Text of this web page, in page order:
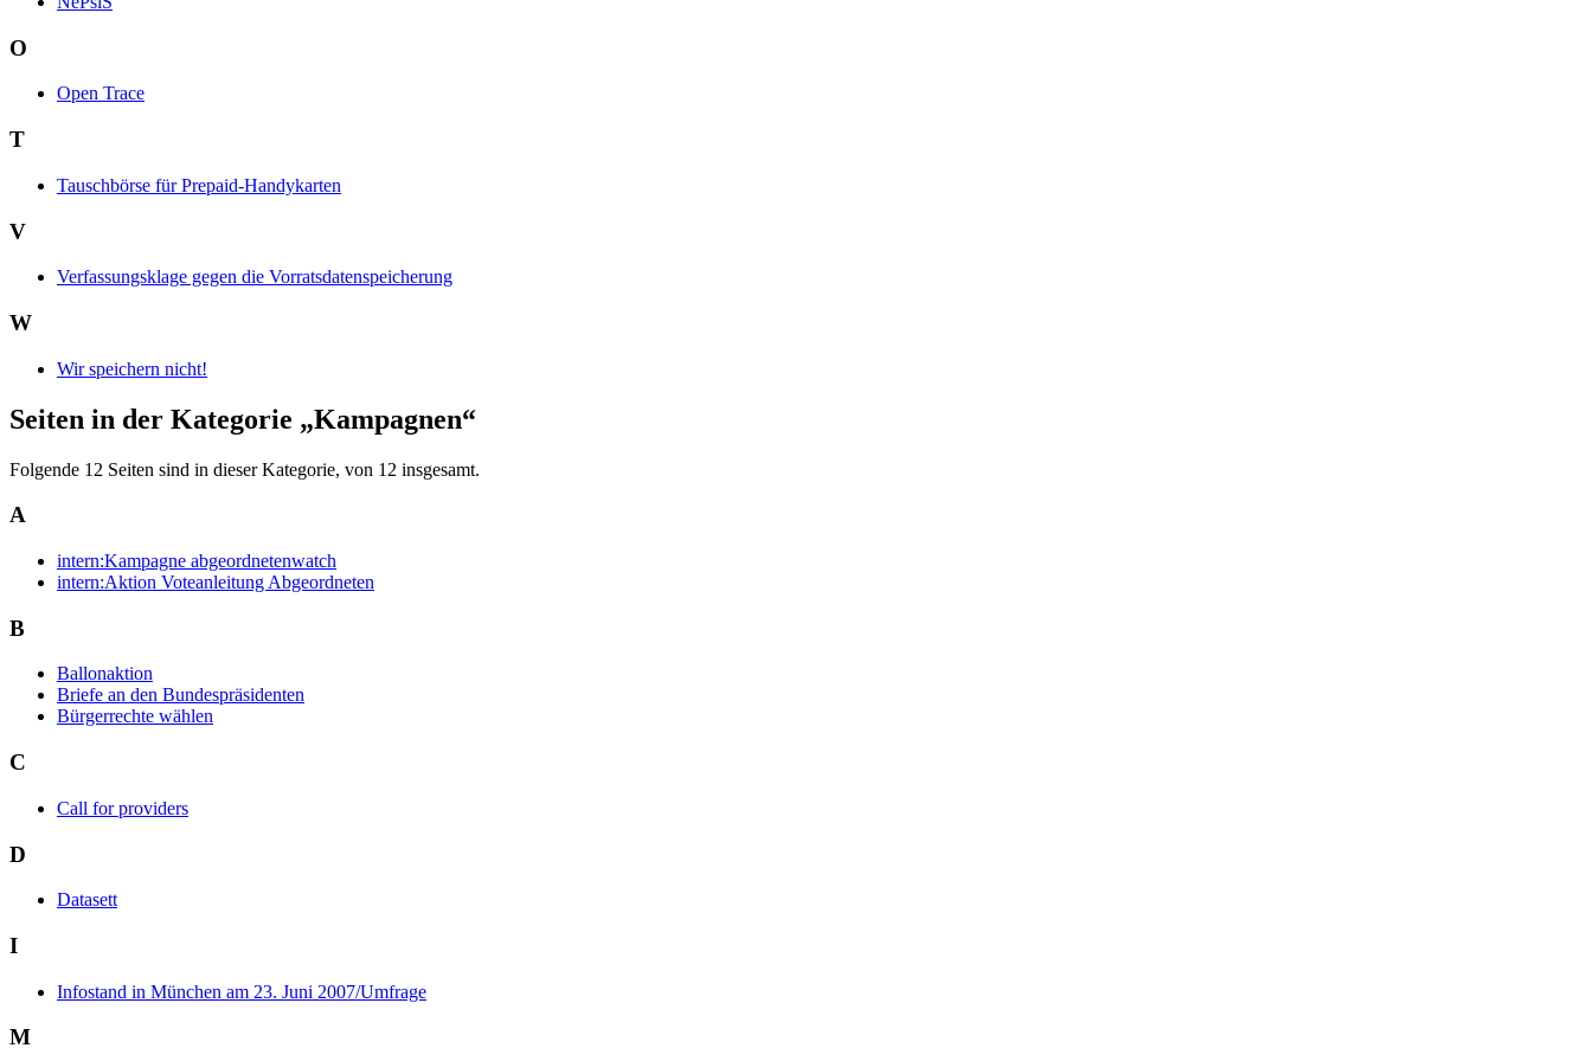
O
Open Trace
T
Tauschbörse für Prepaid-Handykarten
V
Verfassungsklage gegen die Vorratsdatenspeicherung
W
Wir speichern nicht!
Seiten in der Kategorie „Kampagnen“
Folgende 12 Seiten sind in dieser Kategorie, von 12 insgesamt.
A
intern:Kampagne abgeordnetenwatch
intern:Aktion Voteanleitung Abgeordneten
B
Ballonaktion
Briefe an den Bundespräsidenten
Bürgerrechte wählen
C
Call for providers
D
Datasett
I
Infostand in München am 23. Juni 2007/Umfrage
M